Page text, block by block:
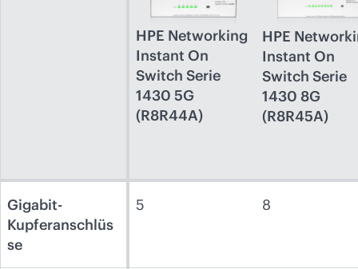
HPE Networking
Instant On
Switch Serie
1430 5G
(R8R44A)
HPE
Instant On
Switch Serie
1430 8G
(R8R45A)
Gigabit-
Kupferanschlüs
se
5 8